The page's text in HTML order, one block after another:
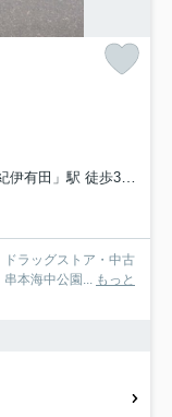
有田」駅 徒歩38分
ラッグストア・中古
本海中公園... もっと